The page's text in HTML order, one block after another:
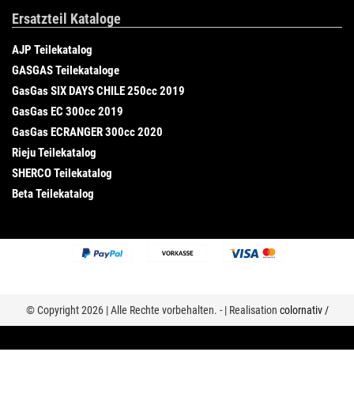
Ersatzteil Kataloge
AJP Teilekatalog
GASGAS Teilekataloge
GasGas SIX DAYS CHILE 250cc 2019
GasGas EC 300cc 2019
GasGas ECRANGER 300cc 2020
Rieju Teilekatalog
SHERCO Teilekatalog
Beta Teilekatalog
© Copyright 2026 | Alle Rechte vorbehalten. - | Realisation colornativ /